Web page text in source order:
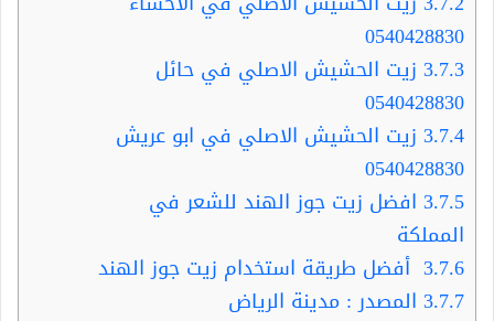
0540428830
3.7.3 زيت الحشيش الاصلي في حائل
0540428830
3.7.4 زيت الحشيش الاصلي في ابو عريش
0540428830
3.7.5 افضل زيت جوز الهند للشعر في
المملكة
3.7.6 أفضل طريقة استخدام زيت جوز الهند
3.7.7 المصدر : مدينة الرياض